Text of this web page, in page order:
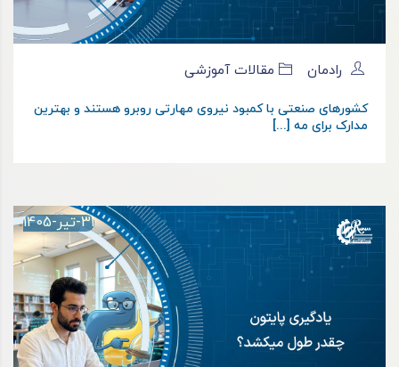
رادمان مقالات آموزشی
کشورهای صنعتی با کمبود نیروی مهارتی روبرو هستند و بهترین
مدارک برای مه [...]
31-تیر-1405